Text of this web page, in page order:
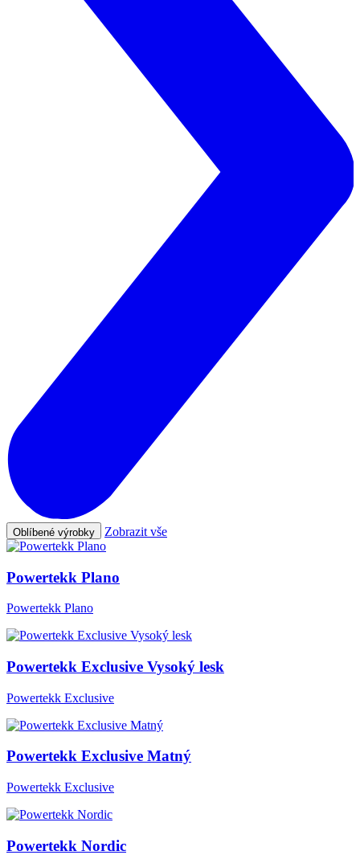
Oblíbené výrobky Zobrazit vše
Powertekk Plano
Powertekk Plano
Powertekk Exclusive Vysoký lesk
Powertekk Exclusive
Powertekk Exclusive Matný
Powertekk Exclusive
Powertekk Nordic